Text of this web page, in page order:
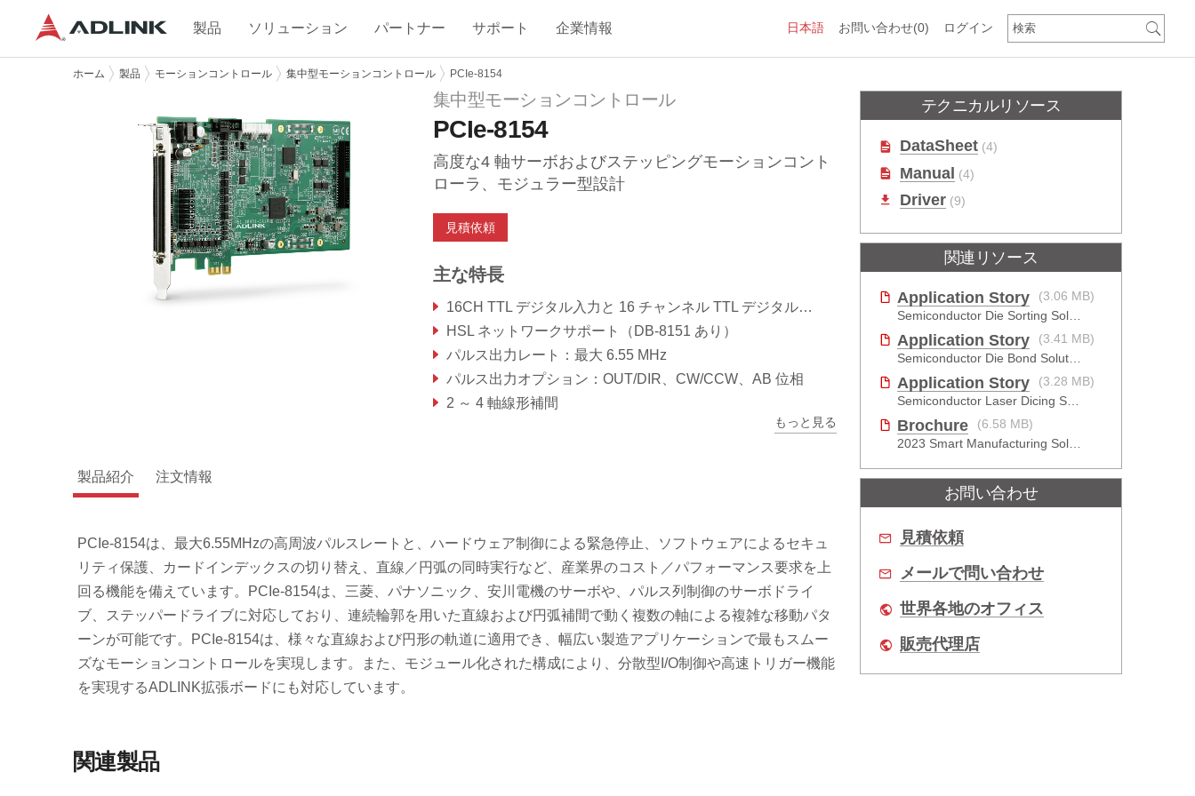
お問い合わせ(0)
日本語 ログイン
製品 ソリューション パートナー サポート 企業情報
ホーム 製品 モーションコントロール 集中型モーションコントロール PCIe-8154
集中型モーションコントロール
PCIe-8154
高度な4 軸サーボおよびステッピングモーションコント
ローラ、モジュラー型設計
見積依頼
主な特長
16CH TTL デジタル入力と 16 チャンネル TTL デジタル出力
HSL ネットワークサポート（DB-8151 あり）
パルス出力レート：最大 6.55 MHz
パルス出力オプション：OUT/DIR、CW/CCW、AB 位相
2 ～ 4 軸線形補間
もっと見る
製品紹介 注文情報
PCIe-8154は、最大6.55MHzの高周波パルスレートと、ハードウェア制御による緊急停止、ソフトウェアによるセキュ
リティ保護、カードインデックスの切り替え、直線／円弧の同時実行など、産業界のコスト／パフォーマンス要求を上
回る機能を備えています。PCIe-8154は、三菱、パナソニック、安川電機のサーボや、パルス列制御のサーボドライ
ブ、ステッパードライブに対応しており、連続輪郭を用いた直線および円弧補間で動く複数の軸による複雑な移動パタ
ーンが可能です。PCIe-8154は、様々な直線および円形の軌道に適用でき、幅広い製造アプリケーションで最もスムー
ズなモーションコントロールを実現します。また、モジュール化された構成により、分散型I/O制御や高速トリガー機能
を実現するADLINK拡張ボードにも対応しています。
関連製品
テクニカルリソース
DataSheet (4)
Manual (4)
Driver (9)
関連リソース
Application Story
(3.06 MB)
Application Story
(3.41 MB)
Application Story
(3.28 MB)
Brochure
(6.58 MB)
お問い合わせ
見積依頼
メールで問い合わせ
世界各地のオフィス
販売代理店